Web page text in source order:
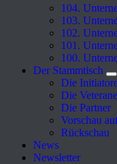
104.
103.
102.
101.
100.
Der Stammtisch
Die
Die
Die Partner
Vorschau
Rückschau
News
Newsletter